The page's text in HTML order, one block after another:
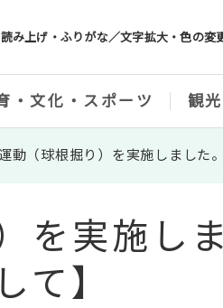
み上げ・ふりがな／文字拡大・色の変
・文化・スポーツ 観
動（球根掘り）を実施しました
を実施し
】